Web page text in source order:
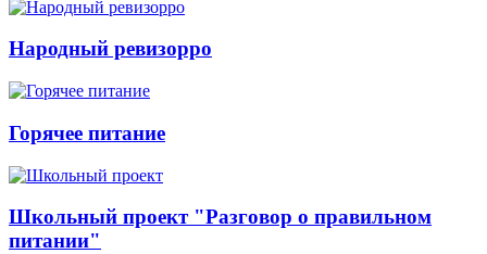
Народный ревизорро
Горячее питание
Школьный проект "Разговор о правильном
питании"